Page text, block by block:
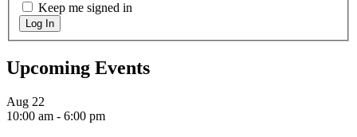
Keep me signed in
Log In
Upcoming Events
Aug 22
10:00 am - 6:00 pm